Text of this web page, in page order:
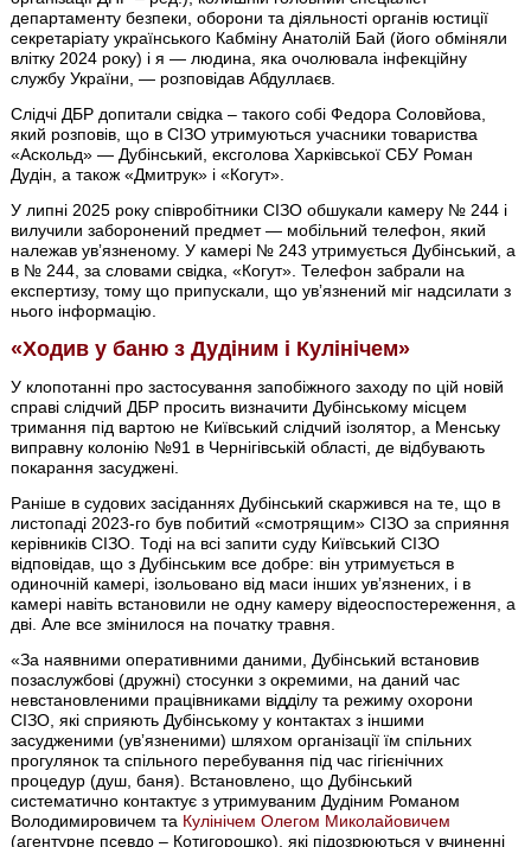
департаменту безпеки, оборони та діяльності органів юстиції
секретаріату українського Кабміну Анатолій Бай (його обміняли
влітку 2024 року) і я — людина, яка очолювала інфекційну
службу України, — розповідав Абдуллаєв.
Слідчі ДБР допитали свідка – такого собі Федора Соловйова,
який розповів, що в СІЗО утримуються учасники товариства
«Аскольд» — Дубінський, ексголова Харківської СБУ Роман
Дудін, а також «Дмитрук» і «Когут».
У липні 2025 року співробітники СІЗО обшукали камеру № 244 і
вилучили заборонений предмет — мобільний телефон, який
належав увʼязненому. У камері № 243 утримується Дубінський, а
в № 244, за словами свідка, «Когут». Телефон забрали на
експертизу, тому що припускали, що увʼязнений міг надсилати з
нього інформацію.
«Ходив у баню з Дудіним і Кулінічем»
У клопотанні про застосування запобіжного заходу по цій новій
справі слідчий ДБР просить визначити Дубінському місцем
тримання під вартою не Київський слідчий ізолятор, а Менську
виправну колонію №91 в Чернігівській області, де відбувають
покарання засуджені.
Раніше в судових засіданнях Дубінський скаржився на те, що в
листопаді 2023-го був побитий «смотрящим» СІЗО за сприяння
керівників СІЗО. Тоді на всі запити суду Київський СІЗО
відповідав, що з Дубінським все добре: він утримується в
одиночній камері, ізольовано від маси інших увʼязнених, і в
камері навіть встановили не одну камеру відеоспостереження, а
дві. Але все змінилося на початку травня.
«За наявними оперативними даними, Дубінський встановив
позаслужбові (дружні) стосунки з окремими, на даний час
невстановленими працівниками відділу та режиму охорони
СІЗО, які сприяють Дубінському у контактах з іншими
засудженими (увʼязненими) шляхом організації їм спільних
прогулянок та спільного перебування під час гігієнічних
процедур (душ, баня). Встановлено, що Дубінський
систематично контактує з утримуваним Дудіним Романом
Володимировичем та Кулінічем Олегом Миколайовичем
(агентурне псевдо – Котигорошко), які підозрюються у вчиненні